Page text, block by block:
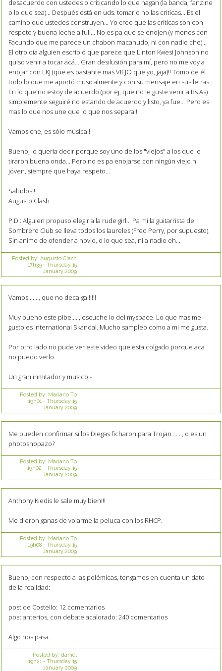
desacuerdo con ustedes o criticando lo que hagan (la banda, fanzine
o lo que sea)... Después está en uds. tomar o no las criticas... Es el
camino que ustedes construyen... Yo creo que las críticas son con
respeto y buena leche a full... No es pa que se enojen (y menos con
Facundo que me parece un chabon macanudo, ni con nadie che)...
El otro día alguien escribió que parece que Linton Kwesi Johnson no
quiso venir a tocar acá... Gran desilusión para mí, pero no me voy a
enojar con LKJ (que es bastante mas VIEJO que yo, jaja)!! Tomo de él
todo lo que me aportó musicalmente y con su mensaje en sus letras...
En lo que no estoy de acuerdo (por ej, que no le guste venir a Bs As)
simplemente seguiré no estando de acuerdo y listo, ya fue... Pero es
mas lo que nos une que lo que nos separa!!!
Vamos che, es sólo música!!
Bueno, lo quería decir porque soy uno de los "viejos" a los que le
tiraron buena onda... Pero no es pa enojarse con ningún viejo ni
jóven, siempre que haya respeto...
Saludos!!
Augusto Clash
P.D.: Alguien propuso elegir a la rude girl... Pa mi la guitarrista de
Sombrero Club se lleva todos los laureles (Fred Perry, por supuesto).
Sin animo de ofender a novio, o lo que sea, ni a nadie eh...
Posted by: Augusto Clash
17h39- Thursday 15
January 2009
Vamos......., que no decaiga!!!!!!
Muy bueno este pibe....., escuche lo del myspace. Lo que mas me
gusto es International Skandal. Mucho sampleo como a mi me gusta.
Por otro lado no pude ver este video que esta colgado porque aca
no puedo verlo.
Un gran inmitador y musico.-
Posted by: Mariano Tp
19h01 - Thursday 15
January 2009
Me pueden confirmar si los Diegas ficharon para Trojan ......, o es un
photoshopazo?
Posted by: Mariano Tp
19h02 - Thursday 15
January 2009
Anthony Kiedis le sale muy bien!!!
Me dieron ganas de volarme la peluca con los RHCP.
Posted by: Mariano Tp
19h08- Thursday 15
January 2009
Bueno, con respecto a las polémicas, tengamos en cuenta un dato
de la realidad:
post de Costello: 12 comentarios
post anterios, con debate acalorado: 240 comentarios
Algo nos pasa...
Posted by: daniel
19h21 - Thursday 15
January 2009